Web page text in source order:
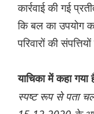
कार्रवाई की गई
कि बल का उपयोग
परिवारों की
याचिका में कहा गया
स्पष्ट रूप से पता